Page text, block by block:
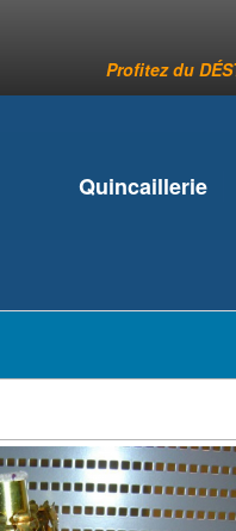
Profitez du
Quincaillerie